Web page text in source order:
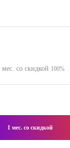
мес. со скидкой 100%
1 мес. со скидкой